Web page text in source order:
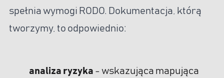
spełnia wymogi RODO. Dokumentacja, którą
tworzymy, to odpowiednio:
analiza ryzyka - wskazująca mapująca